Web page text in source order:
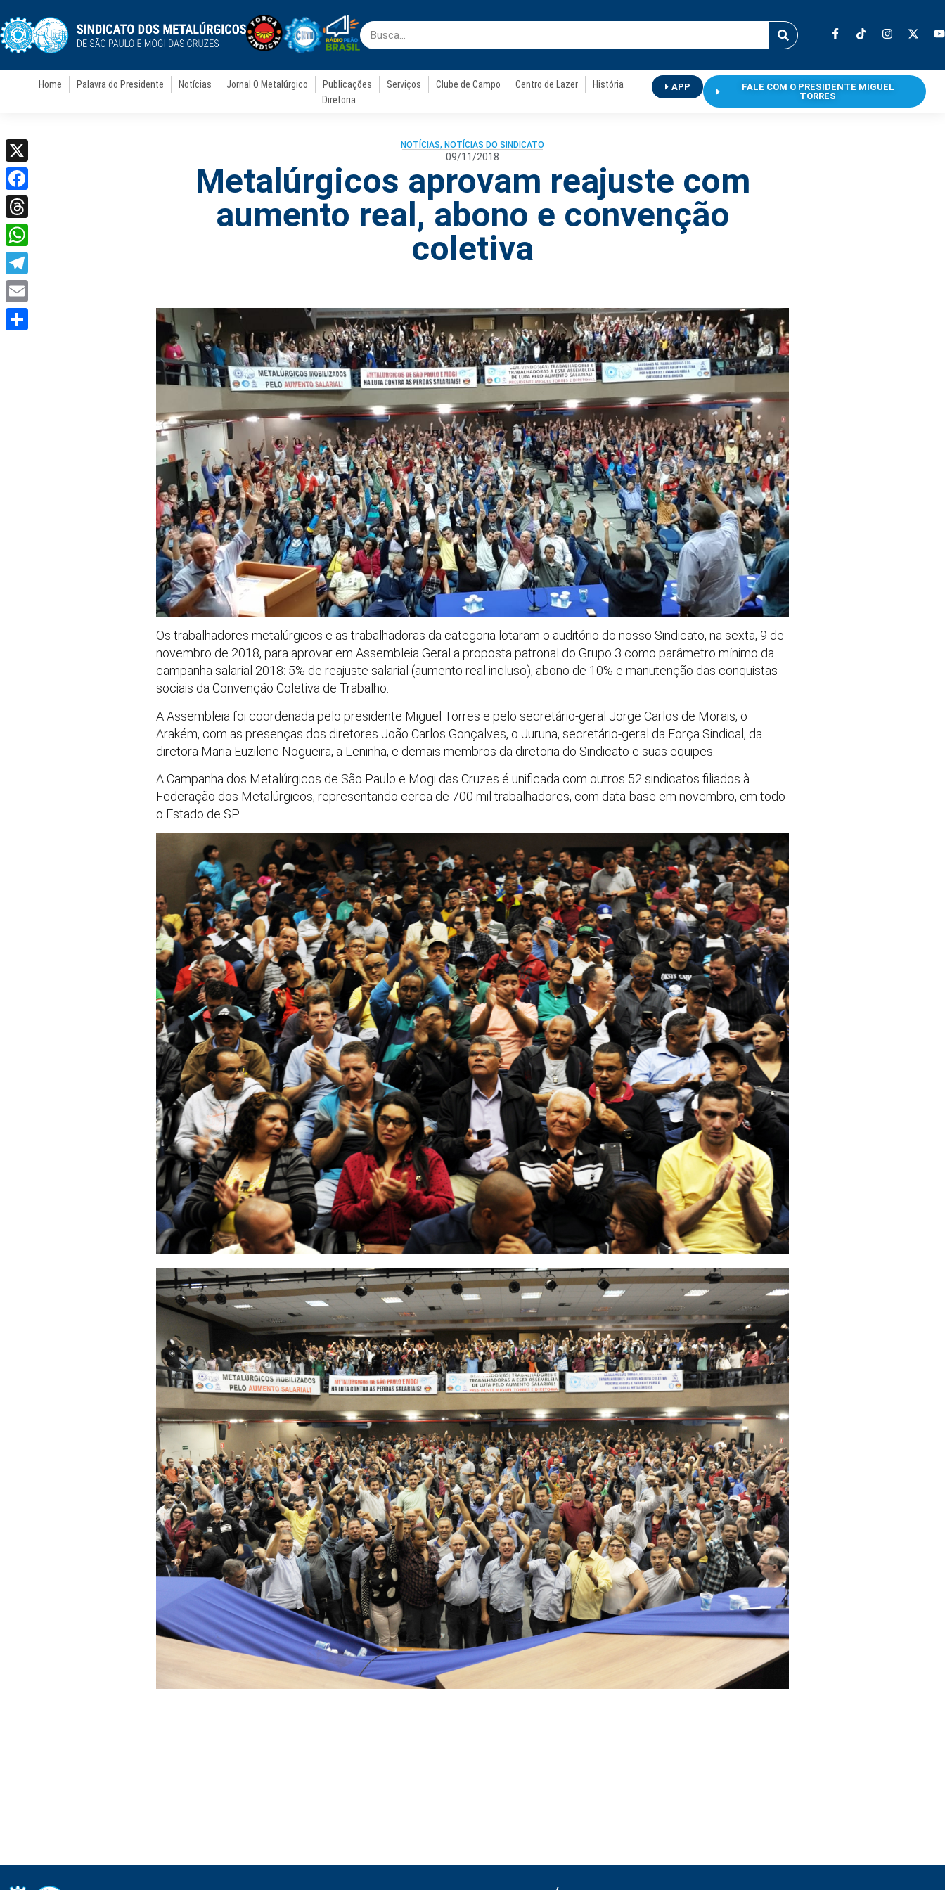
Home Palavra do Presidente Notícias Jornal O Metalúrgico Publicações Serviços Clube de Campo Centro de Lazer
História
Diretoria
APP
FALE COM O PRESIDENTE MIGUEL
TORRES
NOTÍCIAS, NOTÍCIAS DO SINDICATO
09/11/2018
Metalúrgicos aprovam reajuste com
aumento real, abono e convenção
coletiva
Os trabalhadores metalúrgicos e as trabalhadoras da categoria lotaram o auditório do nosso Sindicato, na sexta, 9 de
novembro de 2018, para aprovar em Assembleia Geral a proposta patronal do Grupo 3 como parâmetro mínimo da
campanha salarial 2018: 5% de reajuste salarial (aumento real incluso), abono de 10% e manutenção das conquistas
sociais da Convenção Coletiva de Trabalho.
A Assembleia foi coordenada pelo presidente Miguel Torres e pelo secretário-geral Jorge Carlos de Morais, o
Arakém, com as presenças dos diretores João Carlos Gonçalves, o Juruna, secretário-geral da Força Sindical, da
diretora Maria Euzilene Nogueira, a Leninha, e demais membros da diretoria do Sindicato e suas equipes.
A Campanha dos Metalúrgicos de São Paulo e Mogi das Cruzes é unificada com outros 52 sindicatos filiados à
Federação dos Metalúrgicos, representando cerca de 700 mil trabalhadores, com data-base em novembro, em todo
o Estado de SP.
X
Facebook
Threads
WhatsApp
Telegram
Email